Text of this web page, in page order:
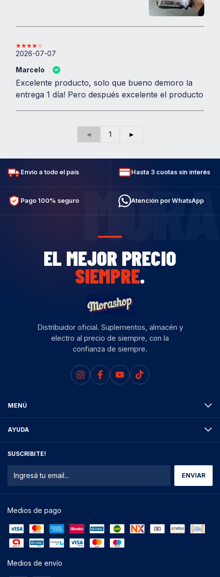
2026-07-07
Marcelo
Excelente producto, solo que bueno demoro la
entrega 1 día! Pero después excelente el producto
◄ 1 ►
MORA
Envío a todo el país Hasta 3 cuotas sin interés
Pago 100% seguro Atención por WhatsApp
EL MEJOR PRECIO
SIEMPRE.
Distribuidor oficial. Suplementos, almacén y
electro al precio de siempre, con la
confianza de siempre.
MENÚ
AYUDA
SUSCRIBITE!
Medios de pago
Medios de envío